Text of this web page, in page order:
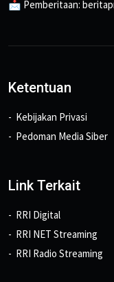
📩 Pemberitaan:
Ketentuan
Kebijakan Privasi
Pedoman Media Siber
Link Terkait
RRI Digital
RRI NET Streaming
RRI Radio Streaming